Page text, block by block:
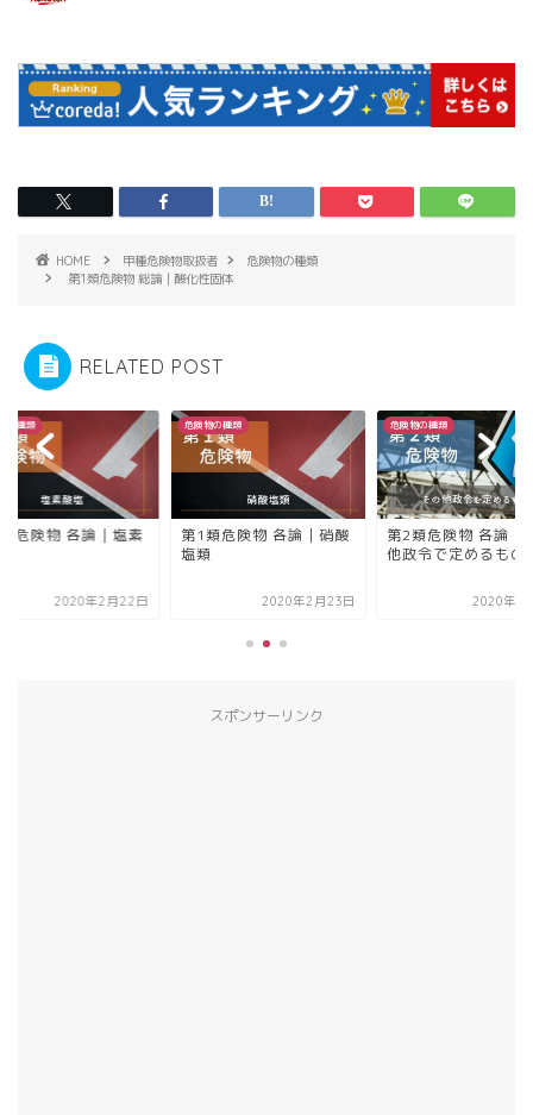
HOME 甲種危険物取扱者
危険物の種類
第1類危険物 総論｜酸化性固体
RELATED POST
の種類
危険物 各論｜硝酸
2020年2月23日
危険物の種類
第2類危険物 各論｜その
他政令で定めるもの
2020年3月11日
危険物の種類
第1類危険物 各論｜
酸塩
2020年2
スポンサーリンク